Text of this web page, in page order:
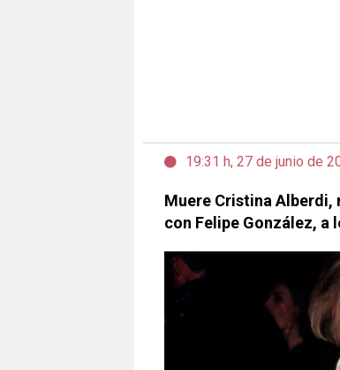
19:31 h, 27 de junio de
Muere Cristina
con Felipe González, a